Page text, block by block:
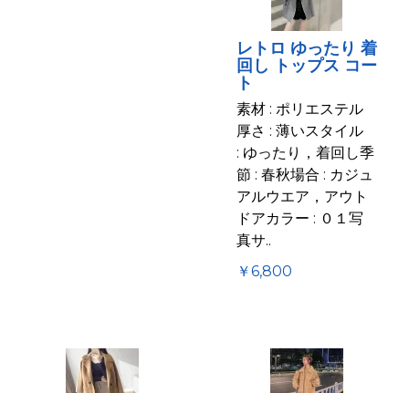
レトロ ゆったり 着
回し トップス コー
ト
素材 : ポリエステル
厚さ : 薄いスタイル
: ゆったり，着回し季
節 : 春秋場合 : カジュ
アルウエア，アウト
ドアカラー : ０１写
真サ..
￥6,800